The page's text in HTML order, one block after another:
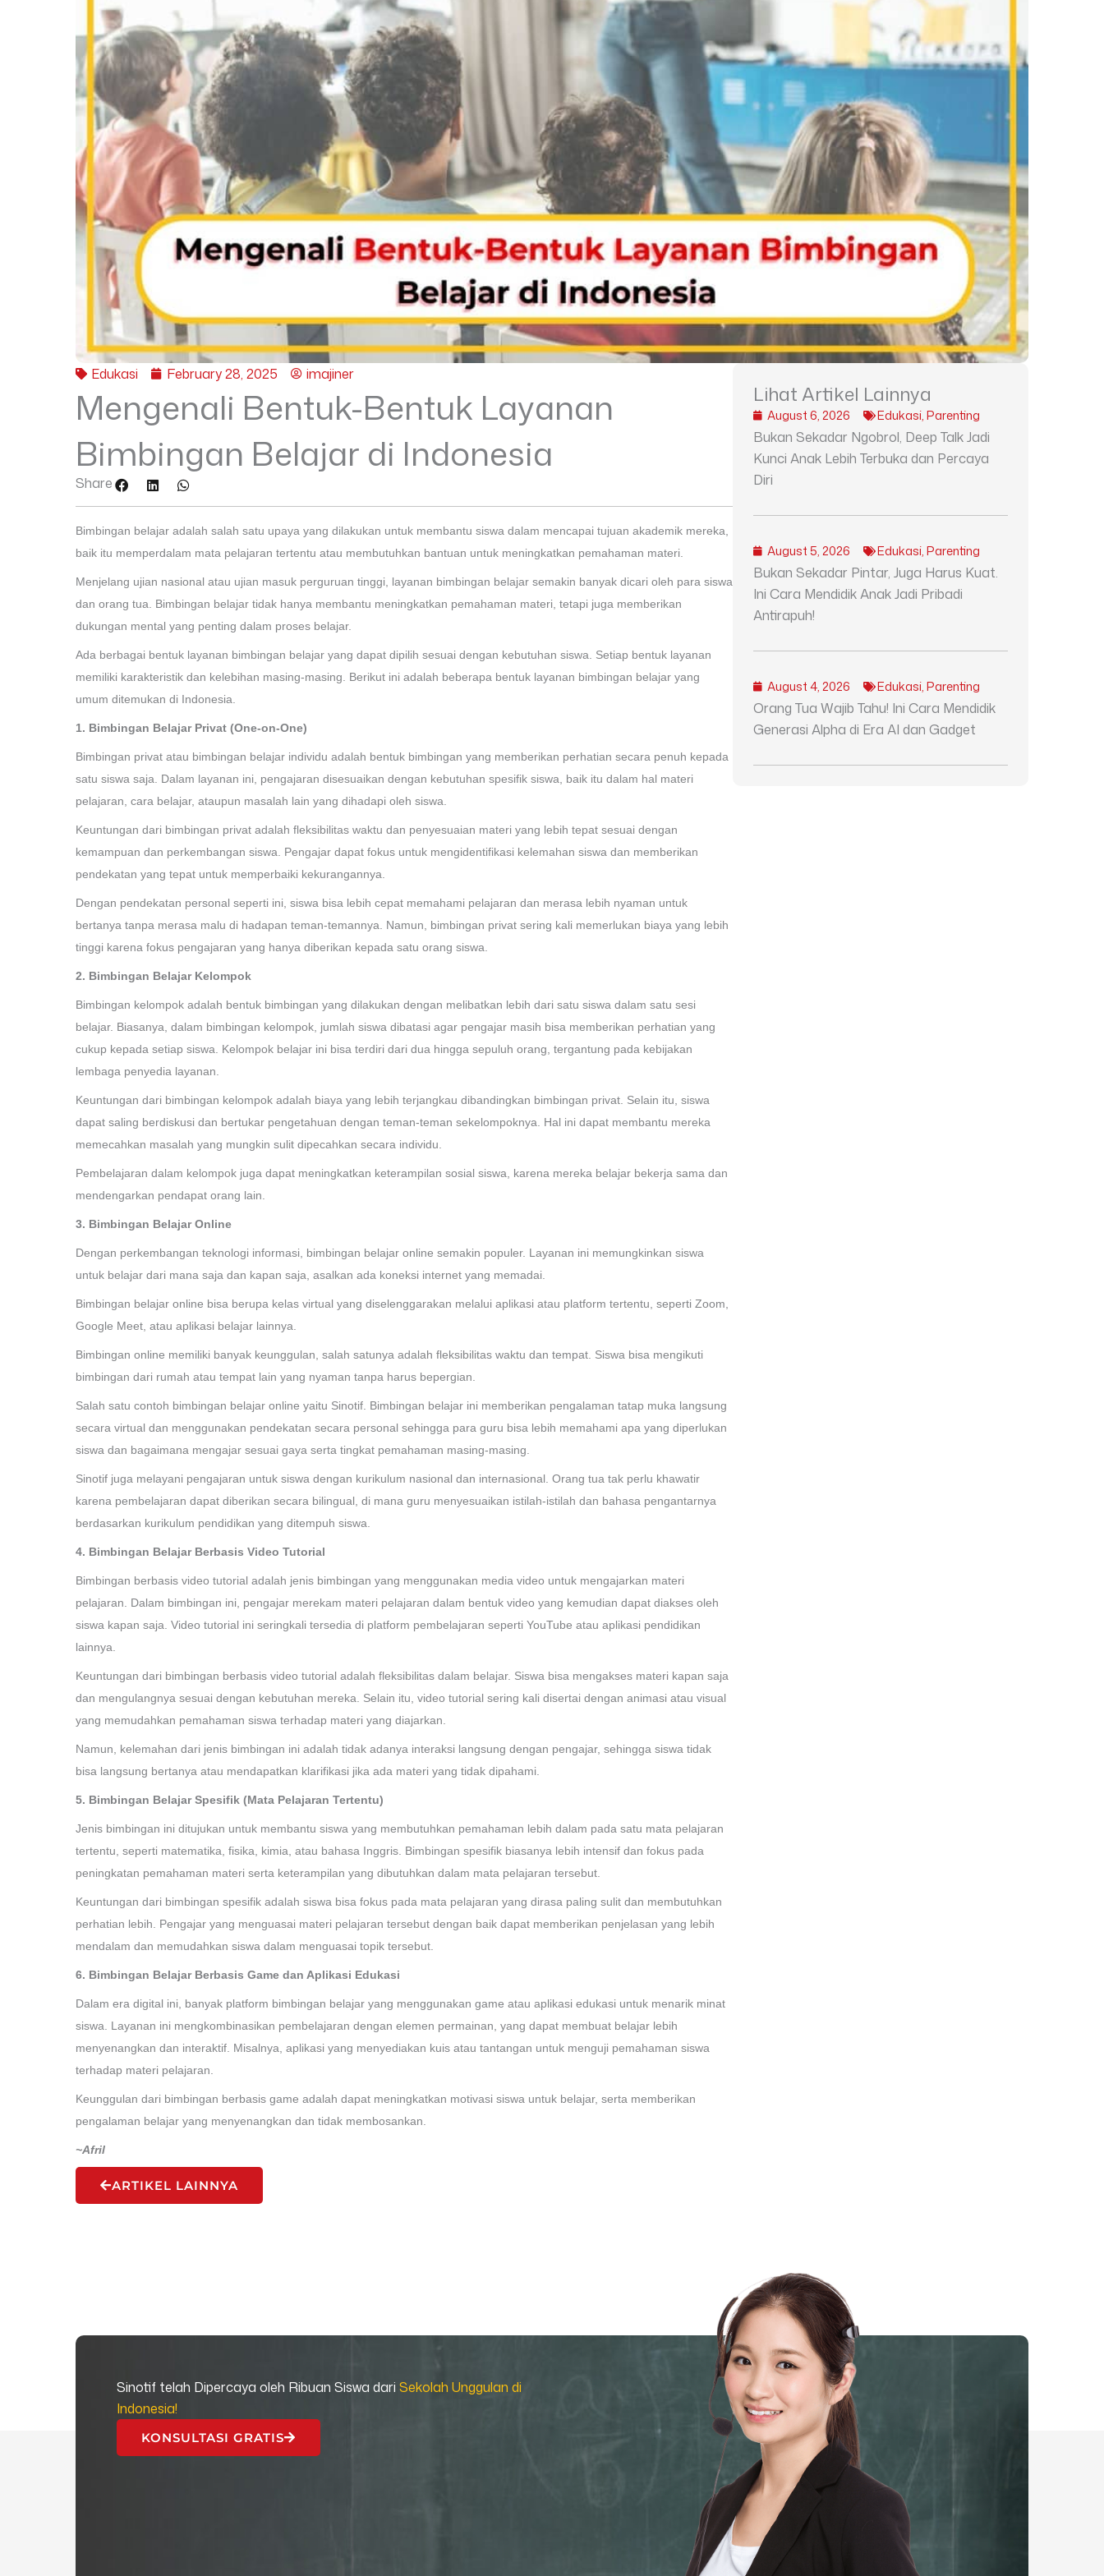
Edukasi February 28, 2025 imajiner
Mengenali Bentuk-Bentuk Layanan
Bimbingan Belajar di Indonesia
Share
Bimbingan belajar adalah salah satu upaya yang dilakukan untuk membantu siswa dalam mencapai tujuan akademik mereka,
baik itu memperdalam mata pelajaran tertentu atau membutuhkan bantuan untuk meningkatkan pemahaman materi.
Menjelang ujian nasional atau ujian masuk perguruan tinggi, layanan bimbingan belajar semakin banyak dicari oleh para siswa
dan orang tua. Bimbingan belajar tidak hanya membantu meningkatkan pemahaman materi, tetapi juga memberikan
dukungan mental yang penting dalam proses belajar.
Ada berbagai bentuk layanan bimbingan belajar yang dapat dipilih sesuai dengan kebutuhan siswa. Setiap bentuk layanan
memiliki karakteristik dan kelebihan masing-masing. Berikut ini adalah beberapa bentuk layanan bimbingan belajar yang
umum ditemukan di Indonesia.
1. Bimbingan Belajar Privat (One-on-One)
Bimbingan privat atau bimbingan belajar individu adalah bentuk bimbingan yang memberikan perhatian secara penuh kepada
satu siswa saja. Dalam layanan ini, pengajaran disesuaikan dengan kebutuhan spesifik siswa, baik itu dalam hal materi
pelajaran, cara belajar, ataupun masalah lain yang dihadapi oleh siswa.
Keuntungan dari bimbingan privat adalah fleksibilitas waktu dan penyesuaian materi yang lebih tepat sesuai dengan
kemampuan dan perkembangan siswa. Pengajar dapat fokus untuk mengidentifikasi kelemahan siswa dan memberikan
pendekatan yang tepat untuk memperbaiki kekurangannya.
Dengan pendekatan personal seperti ini, siswa bisa lebih cepat memahami pelajaran dan merasa lebih nyaman untuk
bertanya tanpa merasa malu di hadapan teman-temannya. Namun, bimbingan privat sering kali memerlukan biaya yang lebih
tinggi karena fokus pengajaran yang hanya diberikan kepada satu orang siswa.
2. Bimbingan Belajar Kelompok
Bimbingan kelompok adalah bentuk bimbingan yang dilakukan dengan melibatkan lebih dari satu siswa dalam satu sesi
belajar. Biasanya, dalam bimbingan kelompok, jumlah siswa dibatasi agar pengajar masih bisa memberikan perhatian yang
cukup kepada setiap siswa. Kelompok belajar ini bisa terdiri dari dua hingga sepuluh orang, tergantung pada kebijakan
lembaga penyedia layanan.
Keuntungan dari bimbingan kelompok adalah biaya yang lebih terjangkau dibandingkan bimbingan privat. Selain itu, siswa
dapat saling berdiskusi dan bertukar pengetahuan dengan teman-teman sekelompoknya. Hal ini dapat membantu mereka
memecahkan masalah yang mungkin sulit dipecahkan secara individu.
Pembelajaran dalam kelompok juga dapat meningkatkan keterampilan sosial siswa, karena mereka belajar bekerja sama dan
mendengarkan pendapat orang lain.
3. Bimbingan Belajar Online
Dengan perkembangan teknologi informasi, bimbingan belajar online semakin populer. Layanan ini memungkinkan siswa
untuk belajar dari mana saja dan kapan saja, asalkan ada koneksi internet yang memadai.
Bimbingan belajar online bisa berupa kelas virtual yang diselenggarakan melalui aplikasi atau platform tertentu, seperti Zoom,
Google Meet, atau aplikasi belajar lainnya.
Bimbingan online memiliki banyak keunggulan, salah satunya adalah fleksibilitas waktu dan tempat. Siswa bisa mengikuti
bimbingan dari rumah atau tempat lain yang nyaman tanpa harus bepergian.
Salah satu contoh bimbingan belajar online yaitu Sinotif. Bimbingan belajar ini memberikan pengalaman tatap muka langsung
secara virtual dan menggunakan pendekatan secara personal sehingga para guru bisa lebih memahami apa yang diperlukan
siswa dan bagaimana mengajar sesuai gaya serta tingkat pemahaman masing-masing.
Sinotif juga melayani pengajaran untuk siswa dengan kurikulum nasional dan internasional. Orang tua tak perlu khawatir
karena pembelajaran dapat diberikan secara bilingual, di mana guru menyesuaikan istilah-istilah dan bahasa pengantarnya
berdasarkan kurikulum pendidikan yang ditempuh siswa.
4. Bimbingan Belajar Berbasis Video Tutorial
Bimbingan berbasis video tutorial adalah jenis bimbingan yang menggunakan media video untuk mengajarkan materi
pelajaran. Dalam bimbingan ini, pengajar merekam materi pelajaran dalam bentuk video yang kemudian dapat diakses oleh
siswa kapan saja. Video tutorial ini seringkali tersedia di platform pembelajaran seperti YouTube atau aplikasi pendidikan
lainnya.
Keuntungan dari bimbingan berbasis video tutorial adalah fleksibilitas dalam belajar. Siswa bisa mengakses materi kapan saja
dan mengulangnya sesuai dengan kebutuhan mereka. Selain itu, video tutorial sering kali disertai dengan animasi atau visual
yang memudahkan pemahaman siswa terhadap materi yang diajarkan.
Namun, kelemahan dari jenis bimbingan ini adalah tidak adanya interaksi langsung dengan pengajar, sehingga siswa tidak
bisa langsung bertanya atau mendapatkan klarifikasi jika ada materi yang tidak dipahami.
5. Bimbingan Belajar Spesifik (Mata Pelajaran Tertentu)
Jenis bimbingan ini ditujukan untuk membantu siswa yang membutuhkan pemahaman lebih dalam pada satu mata pelajaran
tertentu, seperti matematika, fisika, kimia, atau bahasa Inggris. Bimbingan spesifik biasanya lebih intensif dan fokus pada
peningkatan pemahaman materi serta keterampilan yang dibutuhkan dalam mata pelajaran tersebut.
Keuntungan dari bimbingan spesifik adalah siswa bisa fokus pada mata pelajaran yang dirasa paling sulit dan membutuhkan
perhatian lebih. Pengajar yang menguasai materi pelajaran tersebut dengan baik dapat memberikan penjelasan yang lebih
mendalam dan memudahkan siswa dalam menguasai topik tersebut.
6. Bimbingan Belajar Berbasis Game dan Aplikasi Edukasi
Dalam era digital ini, banyak platform bimbingan belajar yang menggunakan game atau aplikasi edukasi untuk menarik minat
siswa. Layanan ini mengkombinasikan pembelajaran dengan elemen permainan, yang dapat membuat belajar lebih
menyenangkan dan interaktif. Misalnya, aplikasi yang menyediakan kuis atau tantangan untuk menguji pemahaman siswa
terhadap materi pelajaran.
Keunggulan dari bimbingan berbasis game adalah dapat meningkatkan motivasi siswa untuk belajar, serta memberikan
pengalaman belajar yang menyenangkan dan tidak membosankan.
~Afril
ARTIKEL LAINNYA
Lihat Artikel Lainnya
August 6, 2026 Edukasi,Parenting
Bukan Sekadar Ngobrol, Deep Talk Jadi
Kunci Anak Lebih Terbuka dan Percaya
Diri
August 5, 2026 Edukasi,Parenting
Bukan Sekadar Pintar, Juga Harus Kuat.
Ini Cara Mendidik Anak Jadi Pribadi
Antirapuh!
August 4, 2026 Edukasi,Parenting
Orang Tua Wajib Tahu! Ini Cara Mendidik
Generasi Alpha di Era AI dan Gadget
Sinotif telah Dipercaya oleh Ribuan Siswa dari Sekolah Unggulan di
Indonesia!
KONSULTASI GRATIS